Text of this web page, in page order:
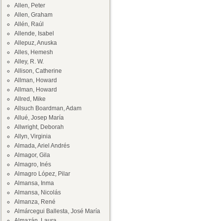
Allen, Peter
Allen, Graham
Allén, Raúl
Allende, Isabel
Allepuz, Anuska
Alles, Hemesh
Alley, R. W.
Allison, Catherine
Allman, Howard
Allman, Howard
Allred, Mike
Allsuch Boardman, Adam
Allué, Josep María
Allwright, Deborah
Allyn, Virginia
Almada, Ariel Andrés
Almagor, Gila
Almagro, Inés
Almagro López, Pilar
Almansa, Inma
Almansa, Nicolás
Almanza, René
Almárcegui Ballesta, José María